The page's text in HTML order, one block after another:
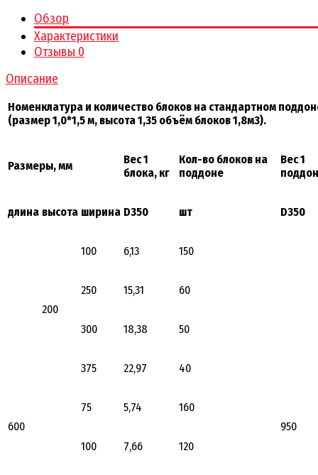
Обзор
Характеристики
Отзывы 0
Описание
Номенклатура и количество блоков на стандартном
(размер 1,0*1,5 м, высота 1,35 объём блоков 1,8м3).
Размеры, мм
Вес 1
блока, кг
Кол-во блоков на
поддоне
Вес 1
длина высота ширина D350 шт D350
600
200
100 6,13 150
950
250 15,31 60
300 18,38 50
375 22,97 40
75 5,74 160
100 7,66 120